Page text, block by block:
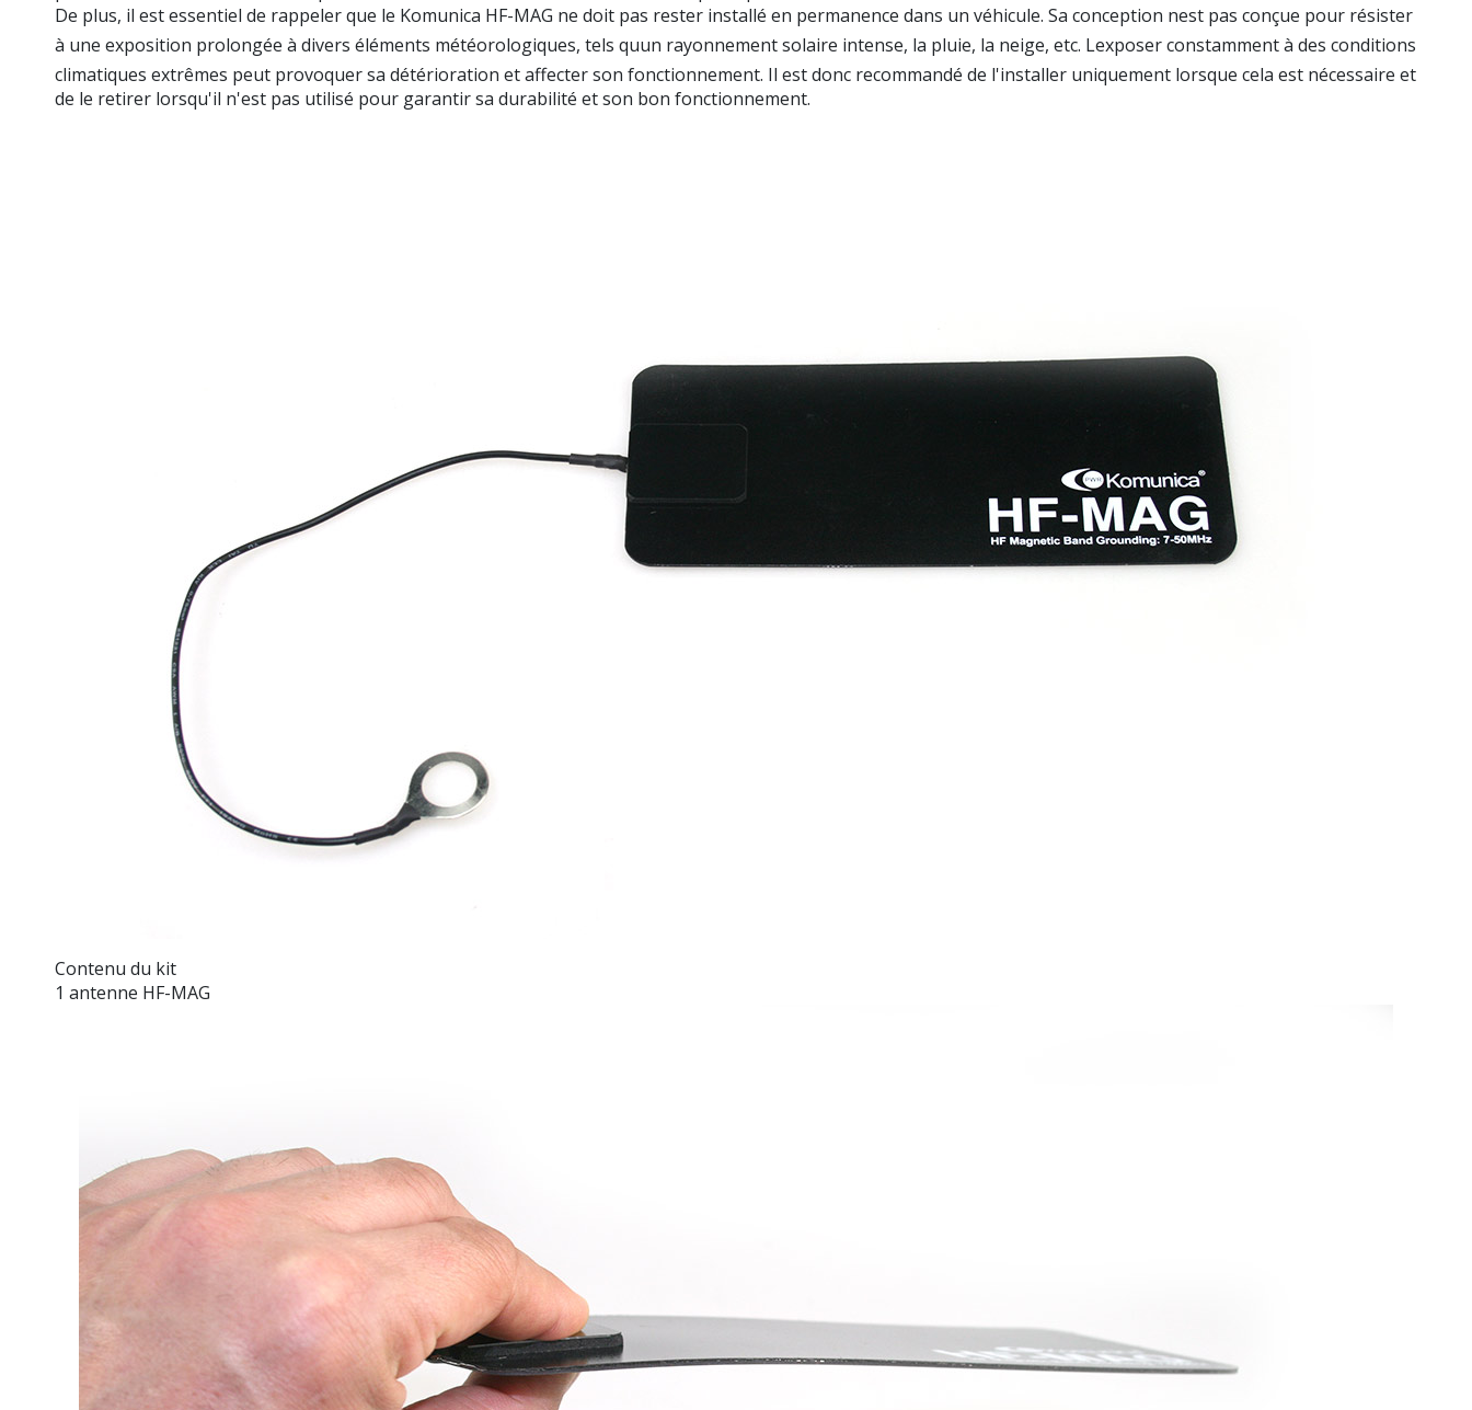
De plus, il est essentiel de rappeler que le Komunica HF-MAG ne doit pas rester installé en permanence dans un véhicule. Sa conception nest pas conçue pour résister
à une exposition prolongée à divers éléments météorologiques, tels quun rayonnement solaire intense, la pluie, la neige, etc. Lexposer constamment à des conditions
climatiques extrêmes peut provoquer sa détérioration et affecter son fonctionnement. Il est donc recommandé de l'installer uniquement lorsque cela est nécessaire et
de le retirer lorsqu'il n'est pas utilisé pour garantir sa durabilité et son bon fonctionnement.
Contenu du kit
1 antenne HF-MAG